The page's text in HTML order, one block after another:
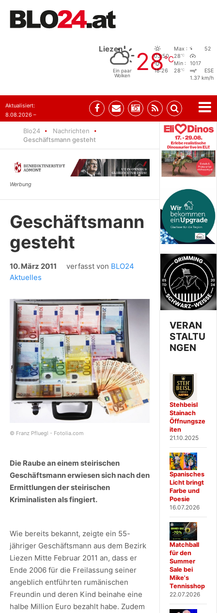
Liezen
Ein paar
Wolken
28°C
03:50
18:26
Max :
28°C
Min :
28°C
52
1017
ESE
1.37 km/h
Aktualisiert:
8.08.2026 –
Blo24
Nachrichten
Geschäftsmann gesteht
Geschäftsmann
gesteht
10. März 2011 verfasst von BLO24
Aktuelles
© Franz Pfluegl - Fotolia.com
Die Raube an einem steirischen
Geschäftsmann erwiesen sich nach den
Ermittlungen der steirischen
Kriminalisten als fingiert.
Wie bereits bekannt, zeigte ein 55-
jähriger Geschäftsmann aus dem Bezirk
Liezen Mitte Februar 2011 an, dass er
Ende 2006 für die Freilassung seiner
angeblich entführten rumänischen
Freundin und deren Kind beinahe eine
halbe Million Euro bezahlt habe. Zudem
VERAN
STALTU
NGEN
Stehbeisl
Stainach
Öffnungsze
iten
21.10.2025
Spanisches
Licht bringt
Farbe und
Poesie
16.07.2026
Matchball
für den
Summer
Sale bei
Mike's
Tennisshop
22.07.2026